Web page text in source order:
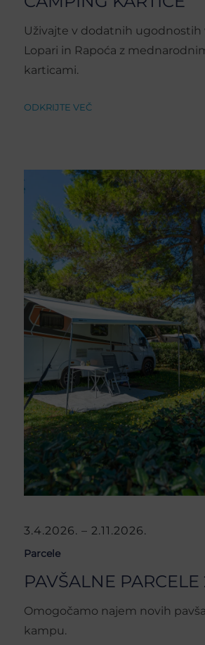
Uživajte v dodatnih ugodnostih
Lopari in Rapoća z
karticami.
ODKRIJTE VEČ
3.4.2026. – 2.11.2026.
Parcele
PAVŠALNE
Omogočamo najem novih
kampu.